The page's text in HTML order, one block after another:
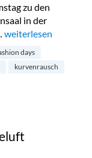
zu den
in der
„Diversity Fashion
weiterlesen
days
kurvenrausch